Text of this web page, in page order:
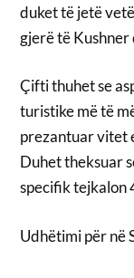
duket të jetë
gjerë të Kushner
Çifti thuhet se
turistike më të
prezantuar vitet
Duhet theksuar
specifik tejkalon
Udhëtimi për në